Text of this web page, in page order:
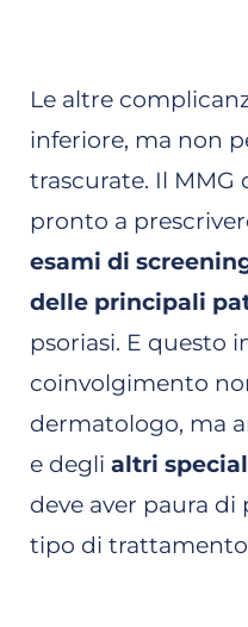
Le altre
inferiore, ma non
trascurate. Il MMG
pronto a
esami di
delle principali
psoriasi. E questo
coinvolgimento
dermatologo, ma
e degli altri
deve aver paura
tipo di